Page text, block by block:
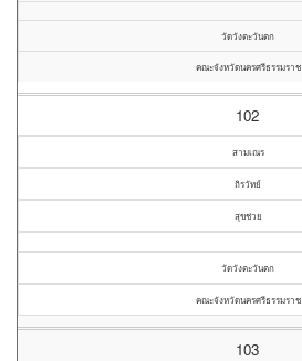
วัดวังตะวันตก
คณะจังหวัดนครศรีธรรมราช
102
สามเณร
ถิรวัทย์
สุขช่วย
วัดวังตะวันตก
คณะจังหวัดนครศรีธรรมราช
103